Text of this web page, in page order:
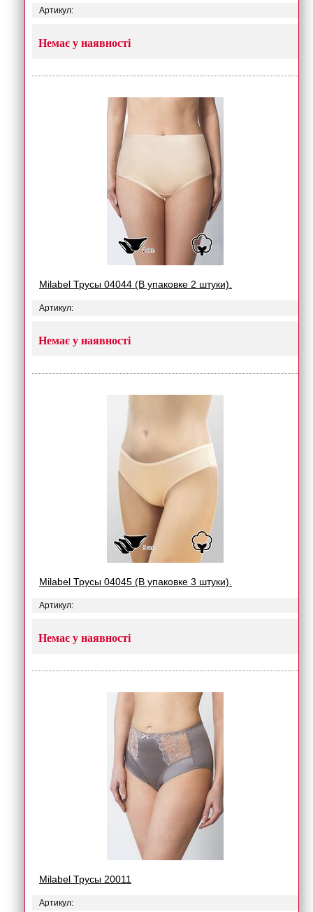
Артикул:
Немає у наявності
Milabel Трусы 04044 (В упаковке 2 штуки).
Артикул:
Немає у наявності
Milabel Трусы 04045 (В упаковке 3 штуки).
Артикул:
Немає у наявності
Milabel Трусы 20011
Артикул: